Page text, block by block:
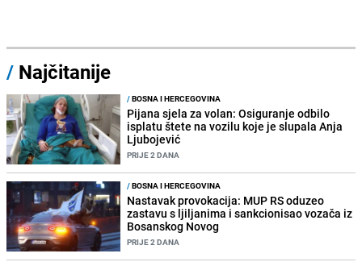
/ Najčitanije
/BOSNA I HERCEGOVINA
Pijana sjela za volan: Osiguranje odbilo
isplatu štete na vozilu koje je slupala Anja
Ljubojević
PRIJE 2 DANA
/BOSNA I HERCEGOVINA
Nastavak provokacija: MUP RS oduzeo
zastavu s ljiljanima i sankcionisao vozača iz
Bosanskog Novog
PRIJE 2 DANA